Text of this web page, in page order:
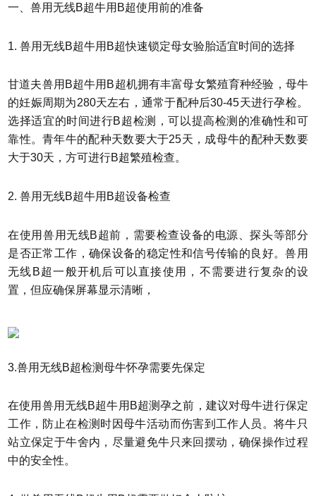
一、兽用无线B超牛用B超使用前的准备
1. 兽用无线B超牛用B超快速锁定母女验胎适宜时间的选择
甘道夫兽用B超牛用B超机拥有丰富母女繁殖育种经验，母牛
的妊娠周期为280天左右，通常于配种后30-45天进行孕检。
选择适宜的时间进行B超检测，可以提高检测的准确性和可
靠性。青年牛的配种天数要大于25天，成母牛的配种天数要
大于30天，方可进行B超繁殖检查。
2. 兽用无线B超牛用B超设备检查
在使用兽用无线B超前，需要检查设备的电源、探头等部分
是否正常工作，确保设备的稳定性和信号传输的良好。兽用
无线B超一般开机后可以直接使用，不需要进行复杂的设
置，但应确保屏幕显示清晰，
3.兽用无线B超检测母牛怀孕需要先保定
在使用兽用无线B超牛用B超测孕之前，建议对母牛进行保定
工作，防止在检测时因母牛活动而伤害到工作人员。将牛只
站立保定于牛舍内，尽量避免牛只来回摆动，确保操作过程
中的安全性。